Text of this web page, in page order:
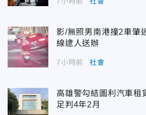
影/無照男南港撞2車
線逮人送辦
7小時前 社會
高雄警勾結圖利汽車
足判4年2月